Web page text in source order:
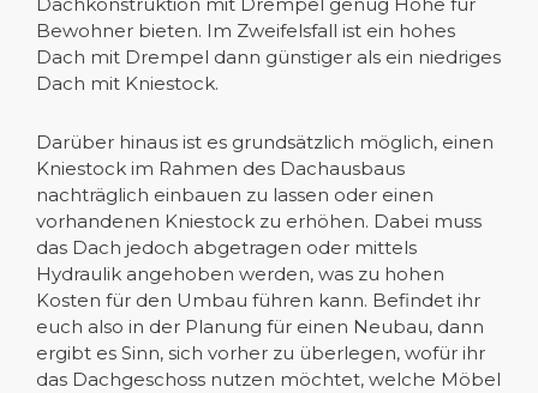
Bewohner bieten. Im Zweifelsfall ist ein hohes
Dach mit Drempel dann günstiger als ein niedriges
Dach mit Kniestock.
Darüber hinaus ist es grundsätzlich möglich, einen
Kniestock im Rahmen des Dachausbaus
nachträglich einbauen zu lassen oder einen
vorhandenen Kniestock zu erhöhen. Dabei muss
das Dach jedoch abgetragen oder mittels
Hydraulik angehoben werden, was zu hohen
Kosten für den Umbau führen kann. Befindet ihr
euch also in der Planung für einen Neubau, dann
ergibt es Sinn, sich vorher zu überlegen, wofür ihr
das Dachgeschoss nutzen möchtet, welche Möbel